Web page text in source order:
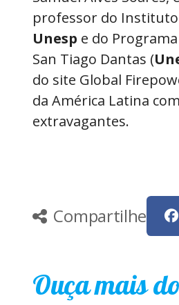
professor do Instituto
Unesp e do
San Tiago Dantas (
do site Global
da América Latina
extravagantes.
Compartilhe
Ouça mais